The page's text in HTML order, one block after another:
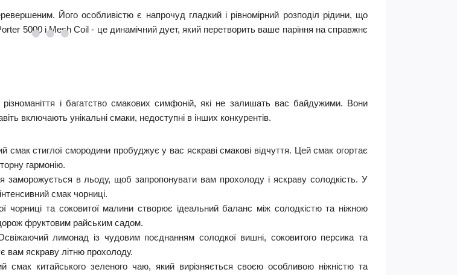
Його особливістю є напрочуд гладкий і рівномірний розподіл рідини, що
5000 і Mesh Coil - це динамічний дует, який перетворить ваше паріння на справжнє
і багатство смакових симфоній, які не залишать вас байдужими. Вони
включають унікальні смаки, недоступні в інших конкурентів.
смак стиглої смородини пробуджує у вас яскраві смакові відчуття. Цей смак огортає
гармонію.
заморожується в льоду, щоб запропонувати вам прохолоду і яскраву солодкість. У
смак чорниці.
чорниці та соковитої малини створює ідеальний баланс між солодкістю та ніжною
фруктовим райським садом.
лимонад із чудовим поєднанням солодкої вишні, соковитого персика та
вам яскраву літню прохолоду.
смак китайського зеленого чаю, який вирізняється своєю особливою ніжністю та